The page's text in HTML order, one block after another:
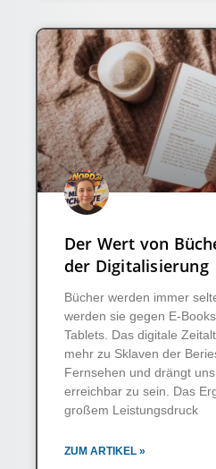
Der Wert von
der Digitalisierung
Bücher werden immer
werden sie gegen E-
Tablets. Das digitale
mehr zu Sklaven der
Fernsehen und drängt
erreichbar zu sein. Das
großem Leistungsdruck
ZUM ARTIKEL »